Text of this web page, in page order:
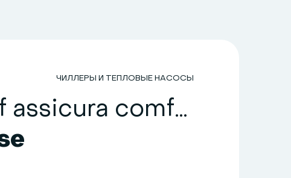
ЧИЛЛЕРЫ И ТЕПЛОВЫЕ НАСОСЫ
HiRef assicura comfort climatico a una RSA